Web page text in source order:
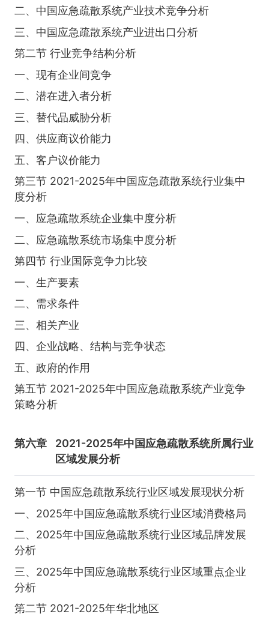
二、中国应急疏散系统产业技术竞争分析
三、中国应急疏散系统产业进出口分析
第二节 行业竞争结构分析
一、现有企业间竞争
二、潜在进入者分析
三、替代品威胁分析
四、供应商议价能力
五、客户议价能力
第三节 2021-2025年中国应急疏散系统行业集中
度分析
一、应急疏散系统企业集中度分析
二、应急疏散系统市场集中度分析
第四节 行业国际竞争力比较
一、生产要素
二、需求条件
三、相关产业
四、企业战略、结构与竞争状态
五、政府的作用
第五节 2021-2025年中国应急疏散系统产业竞争
策略分析
第六章
2021-2025年中国应急疏散系统所属行业
区域发展分析
第一节 中国应急疏散系统行业区域发展现状分析
一、2025年中国应急疏散系统行业区域消费格局
二、2025年中国应急疏散系统行业区域品牌发展
分析
三、2025年中国应急疏散系统行业区域重点企业
分析
第二节 2021-2025年华北地区